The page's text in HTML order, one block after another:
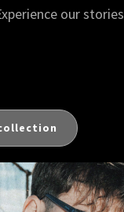
our stories